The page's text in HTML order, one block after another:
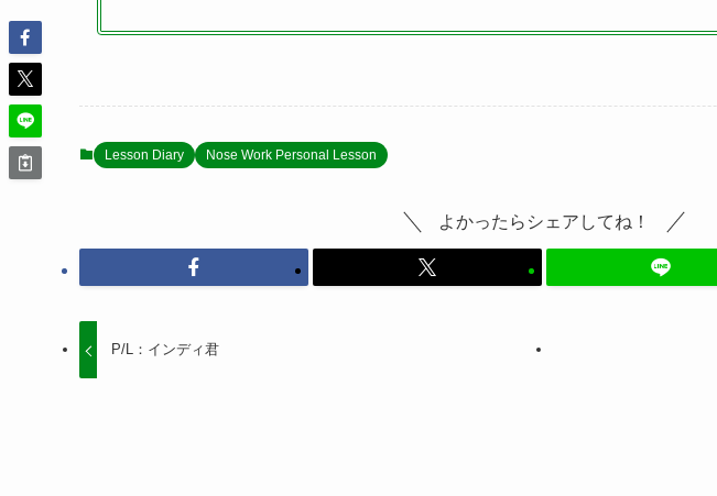
Lesson Diary Nose Work Personal Lesson
よかったらシェアしてね！
P/L：インディ君